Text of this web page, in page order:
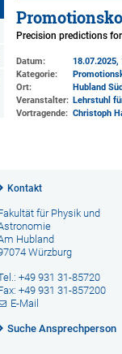
Precision predictions
Datum:
18.07.2025,
Kategorie:
Ort:
Hubland
Veranstalter: Lehrstuhl
Vortragende: Christoph
Kontakt
für Physik und
Hubland
Würzburg
+49 931 31-85720
+49 931 31-857200
E-Mail
Suche Ansprechperson